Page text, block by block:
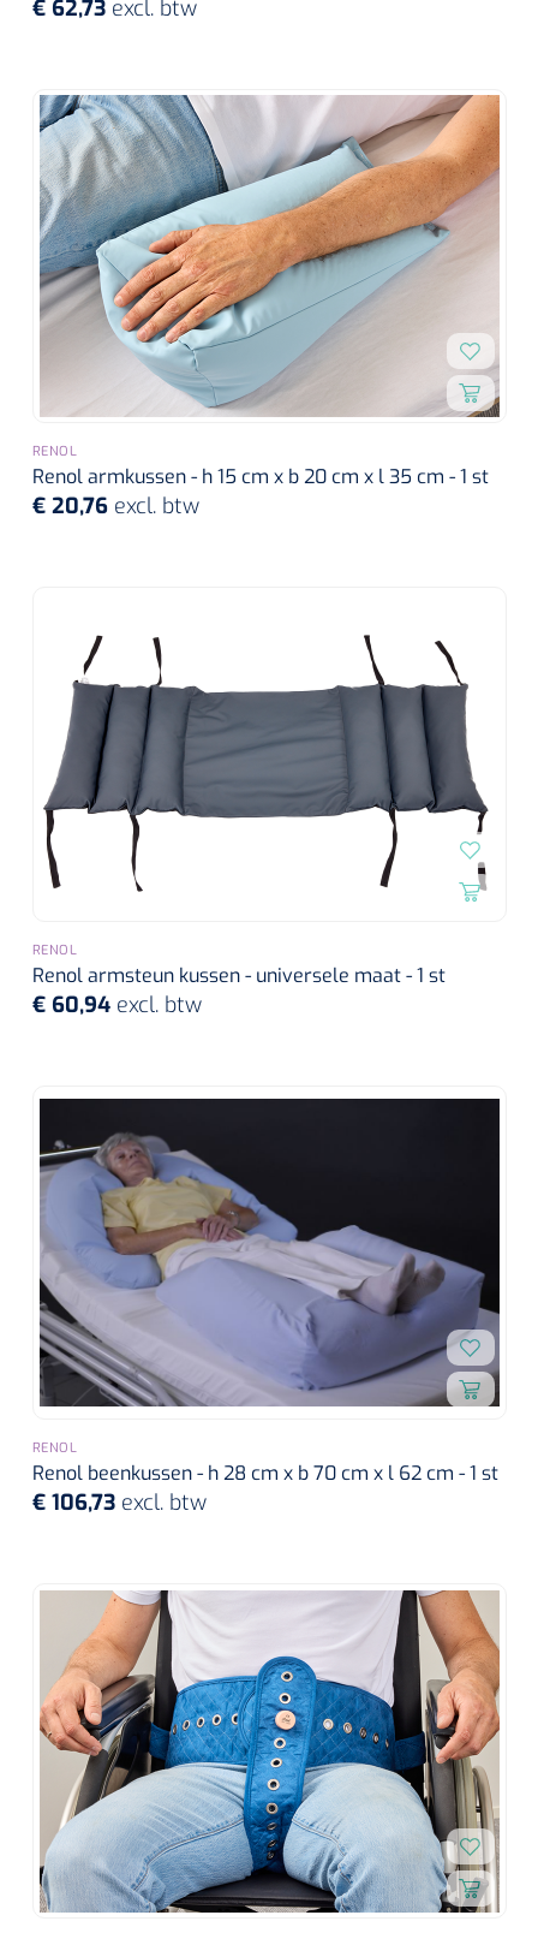
Wearables
Alcoholmeter
Steriele velden
Chronische wondzorgproducten
Hydrocolloïden
Zilververbanden
Schuimverbanden
Siliconen verbanden
Diversen
Kleeflaag removers
Watten
Verbandhaakjes
Nierbekken
€ 62,73 excl. btw
RENOL
Renol armkussen - h 15 cm x b 20 cm x l 35 cm - 1 st
€ 20,76 excl. btw
RENOL
Renol armsteun kussen - universele maat - 1 st
€ 60,94 excl. btw
RENOL
Renol beenkussen - h 28 cm x b 70 cm x l 62 cm - 1 st
€ 106,73 excl. btw